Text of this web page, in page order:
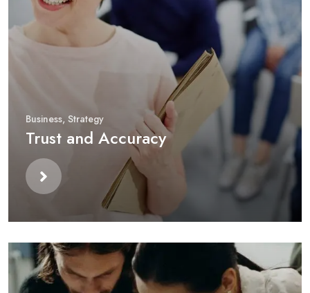
Business, Strategy
Trust and Accuracy